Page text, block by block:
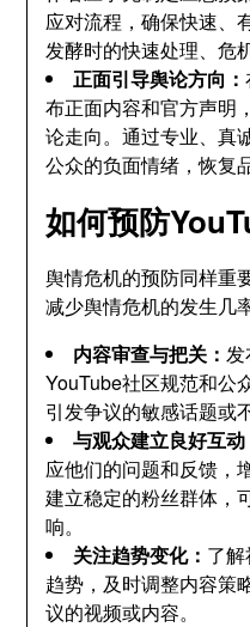
应对流程，确保快速、
发酵时的快速处理、危
正面引导舆论方向：
布正面内容和官方声明
论走向。通过专业、真
公众的负面情绪，恢复
如何预防
舆情危机的预防同样重
减少舆情危机的发生几
内容审查与把关：
YouTube社区规范和公
引发争议的敏感话题或
与观众建立良好互
应他们的问题和反馈，
建立稳定的粉丝群体，
响。
关注趋势变化： 了
趋势，及时调整内容策
议的视频或内容。